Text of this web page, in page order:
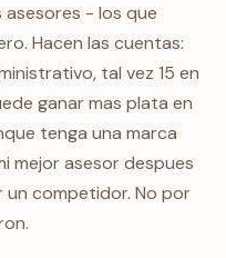
asesores - los que
Hacen las cuentas:
tal vez 15 en
ganar mas plata en
tenga una marca
mejor asesor despues
un competidor. No por